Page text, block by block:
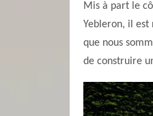
Mis à part le
Yebleron, il est
que nous
de construire